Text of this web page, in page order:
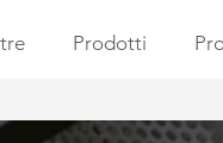
Prodotti